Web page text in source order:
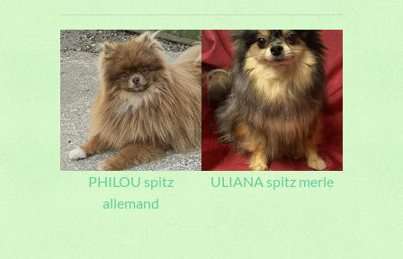
PHILOU spitz
allemand
ULIANA spitz merle